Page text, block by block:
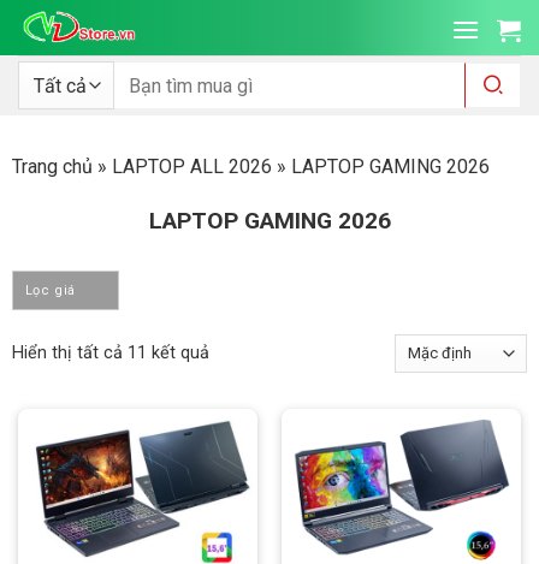
qua
dung
Tìm
kiếm:
Trang chủ » LAPTOP ALL 2026 » LAPTOP GAMING 2026
LAPTOP GAMING 2026
Lọc giá
Hiển thị tất cả 11 kết quả